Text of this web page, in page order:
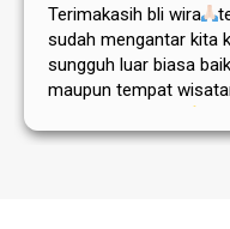
Terimakasih bli wira
sudah mengantar kita
sungguh luar biasa
maupun tempat